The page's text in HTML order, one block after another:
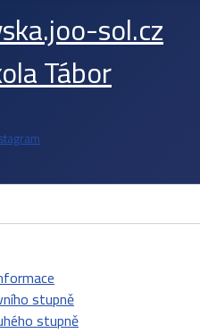
Tábor
stupně
stupně